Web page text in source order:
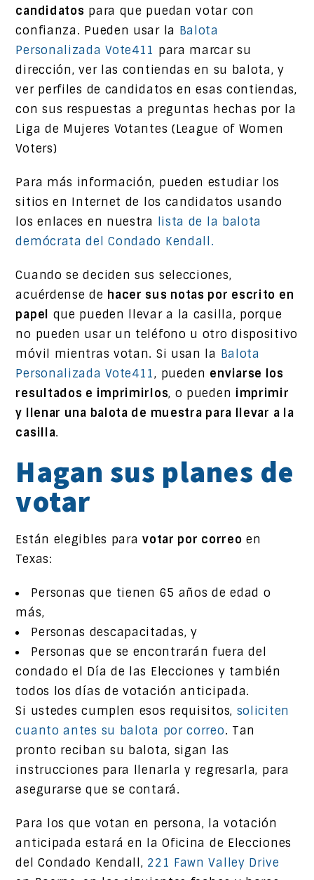
candidatos para que puedan votar con
confianza. Pueden usar la Balota
Personalizada Vote411 para marcar su
dirección, ver las contiendas en su balota, y
ver perfiles de candidatos en esas contiendas,
con sus respuestas a preguntas hechas por la
Liga de Mujeres Votantes (League of Women
Voters)
Para más información, pueden estudiar los
sitios en Internet de los candidatos usando
los enlaces en nuestra lista de la balota
demócrata del Condado Kendall.
Cuando se deciden sus selecciones,
acuérdense de hacer sus notas por escrito en
papel que pueden llevar a la casilla, porque
no pueden usar un teléfono u otro dispositivo
móvil mientras votan. Si usan la Balota
Personalizada Vote411, pueden enviarse los
resultados e imprimirlos, o pueden imprimir
y llenar una balota de muestra para llevar a la
casilla.
Hagan sus planes de
votar
Están elegibles paravotar por correo en
Texas:
Personas que tienen 65 años de edad o
más,
Personas descapacitadas, y
Personas que se encontrarán fuera del
condado el Día de las Elecciones y también
todos los días de votación anticipada.
Si ustedes cumplen esos requisitos, soliciten
cuanto antes su balota por correo. Tan
pronto reciban su balota, sigan las
instrucciones para llenarla y regresarla, para
asegurarse que se contará.
Para los que votan en persona, la votación
anticipada estará en la Oficina de Elecciones
del Condado Kendall, 221 Fawn Valley Drive